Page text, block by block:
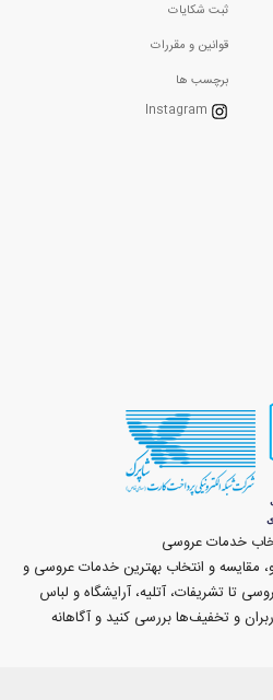
ثبت شکایات
قوانین و مقررات
برچسب ها
Instagram
خدمات عروسی
مقایسه و انتخاب بهترین خدمات عروسی و
تا تشریفات، آتلیه، آرایشگاه و لباس
و تخفیف‌ها بررسی کنید و آگاهانه